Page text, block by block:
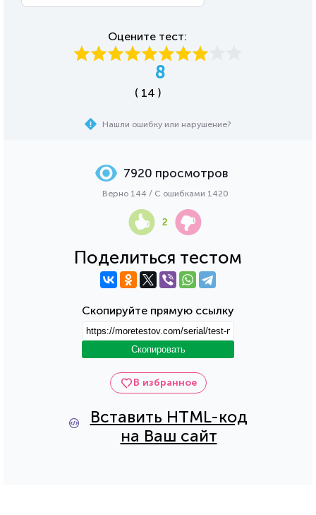
Оцените тест:
8
( 14 )
Нашли ошибку или нарушение?
В избранное
Вставить HTML-код
на Ваш сайт
Поделиться тестом
Скопируйте прямую ссылку
Скопировать
7920 просмотров
Верно 144 / С ошибками 1420
2